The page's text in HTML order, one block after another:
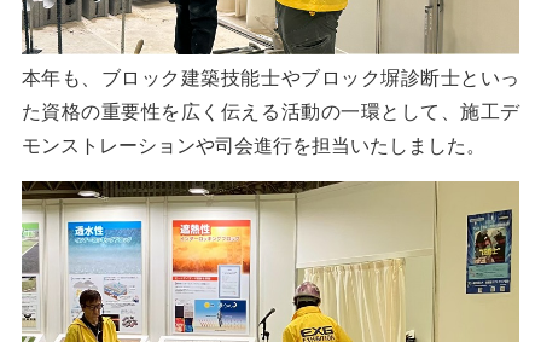
本年も、ブロック建築技能士やブロック塀診断士といっ
た資格の重要性を広く伝える活動の一環として、施工デ
モンストレーションや司会進行を担当いたしました。